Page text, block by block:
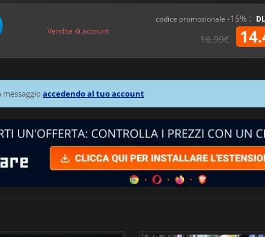
Vendita di account
codice promozionale -15% :
16.99€
accedendo al tuo account